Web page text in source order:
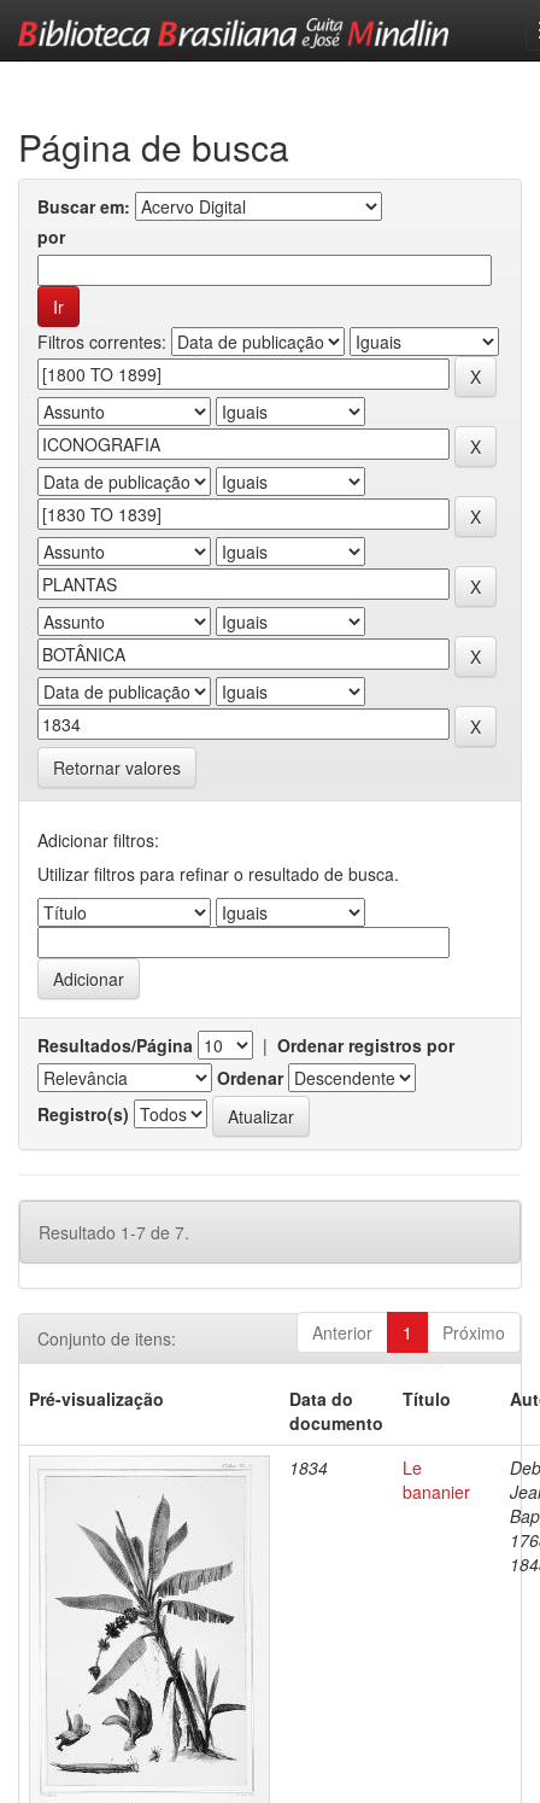
Página de busca
Buscar em:
por
Filtros correntes:
Retornar valores
Adicionar filtros:
Utilizar filtros para refinar o resultado de busca.
Resultados/Página | Ordenar registros por
Ordenar
Registro(s)
Resultado 1-7 de 7.
Anterior 1 Próximo
Conjunto de itens:
Pré-visualização
Data do
documento
Título
1834
Le
bananier